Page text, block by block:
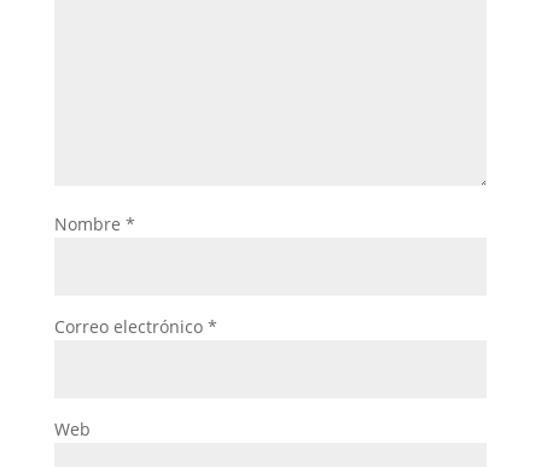
Nombre *
Correo electrónico *
Web